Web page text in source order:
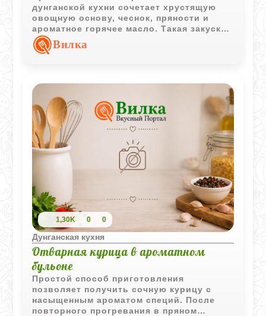
дунганской кухни сочетает хрустящую
овощную основу, чеснок, пряности и
ароматное горячее масло. Такая закуска
отлично дополняет мясные блюда и
хорошо раскрывается после
Вилка
1,30K 0 0
Дунганская кухня
Отварная курица в ароматном
бульоне
Простой способ приготовления
позволяет получить сочную курицу с
насыщенным ароматом специй. После
повторного прогревания в пряном